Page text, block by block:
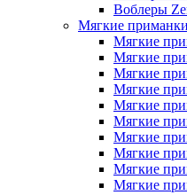
Воблеры
Мягкие
Мягкие
Мягкие
Мягкие
Мягкие
Мягкие
Мягкие
Мягкие
Мягкие
Мягкие
Мягкие